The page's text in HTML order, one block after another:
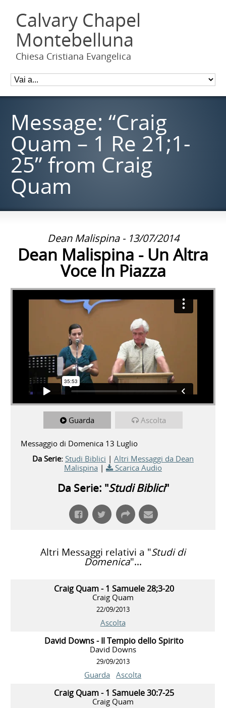
Calvary Chapel
Montebelluna
Chiesa Cristiana Evangelica
Message: “Craig
Quam – 1 Re 21;1-
25” from Craig
Quam
Dean Malispina - 13/07/2014
Dean Malispina - Un Altra
Voce In Piazza
Guarda Ascolta
Messaggio di Domenica 13 Luglio
Da Serie: Studi Biblici | Altri Messaggi da Dean
Malispina | Scarica Audio
Da Serie: "Studi Biblici"
Altri Messaggi relativi a "Studi di
Domenica"...
Craig Quam - 1 Samuele 28;3-20
Craig Quam
22/09/2013
Ascolta
David Downs - Il Tempio dello Spirito
David Downs
29/09/2013
Guarda Ascolta
Craig Quam - 1 Samuele 30:7-25
Craig Quam